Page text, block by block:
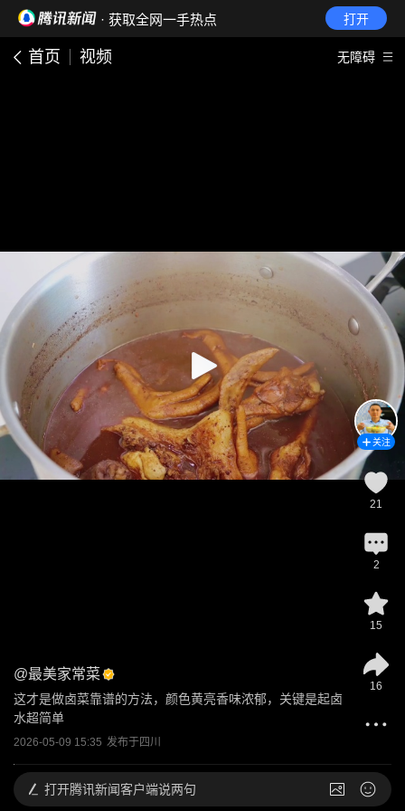
· 获取全网一手热点 打开
首页 视频 无障碍
@最美家常菜
这才是做卤菜靠谱的方法，颜色黄亮香味浓郁，关键是起卤
水超简单
2026-05-09 15:35 发布于四川
关注
21
2
15
16
打开腾讯新闻客户端说两句